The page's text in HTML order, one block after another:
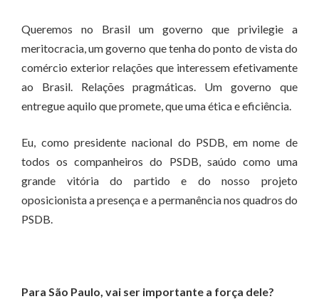
Queremos no Brasil um governo que privilegie a
meritocracia, um governo que tenha do ponto de vista do
comércio exterior relações que interessem efetivamente
ao Brasil. Relações pragmáticas. Um governo que
entregue aquilo que promete, que uma ética e eficiência.
Eu, como presidente nacional do PSDB, em nome de
todos os companheiros do PSDB, saúdo como uma
grande vitória do partido e do nosso projeto
oposicionista a presença e a permanência nos quadros do
PSDB.
Para São Paulo, vai ser importante a força dele?